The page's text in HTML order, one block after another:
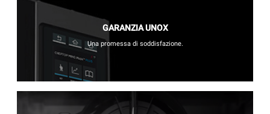
GARANZIA UNOX
Una promessa di soddisfazione.